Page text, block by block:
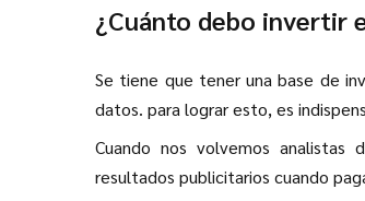
¿Cuánto debo invertir
Se tiene que tener una base de
datos. para lograr esto, es
Cuando nos volvemos
resultados publicitarios cuando